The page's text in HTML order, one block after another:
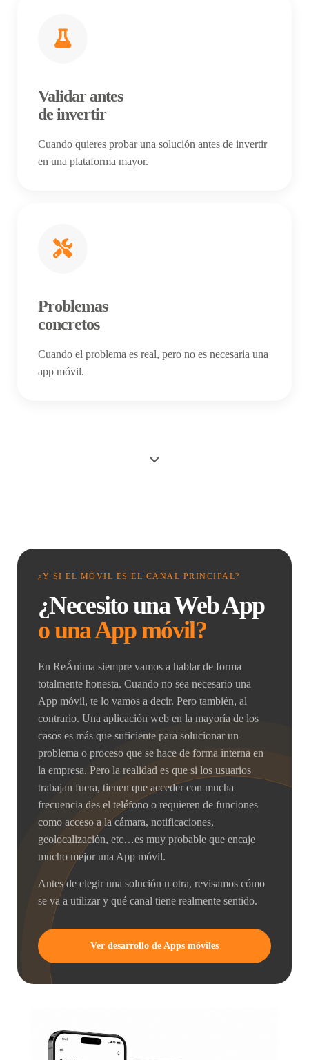
Validar antes
de invertir
Cuando quieres probar una solución antes de invertir
en una plataforma mayor.
Problemas
concretos
Cuando el problema es real, pero no es necesaria una
app móvil.
¿Y SI EL MÓVIL ES EL CANAL PRINCIPAL?
¿Necesito una Web App
o una App móvil?
En ReÁnima siempre vamos a hablar de forma
totalmente honesta. Cuando no sea necesario una
App móvil, te lo vamos a decir. Pero también, al
contrario. Una aplicación web en la mayoría de los
casos es más que suficiente para solucionar un
problema o proceso que se hace de forma interna en
la empresa. Pero la realidad es que si los usuarios
trabajan fuera, tienen que acceder con mucha
frecuencia des el teléfono o requieren de funciones
como acceso a la cámara, notificaciones,
geolocalización, etc…es muy probable que encaje
mucho mejor una App móvil.
Antes de elegir una solución u otra, revisamos cómo
se va a utilizar y qué canal tiene realmente sentido.
Ver desarrollo de Apps móviles